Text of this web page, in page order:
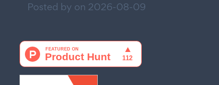
Posted by on 2026-08-09